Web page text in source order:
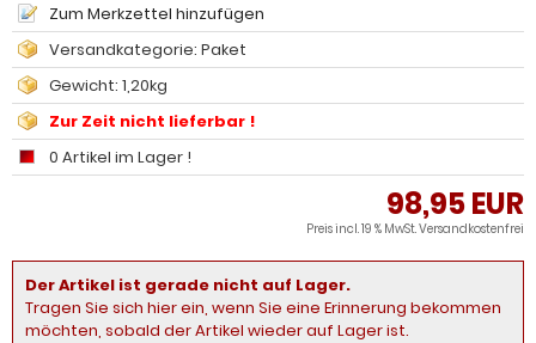
Zum Merkzettel hinzufügen
Versandkategorie: Paket
Gewicht: 1,20kg
Zur Zeit nicht lieferbar !
0 Artikel im Lager !
98,95 EUR
Preis incl. 19 % MwSt.Versandkostenfrei
Der Artikel ist gerade nicht auf Lager.
Tragen Sie sich hier ein, wenn Sie eine Erinnerung bekommen
möchten, sobald der Artikel wieder auf Lager ist.